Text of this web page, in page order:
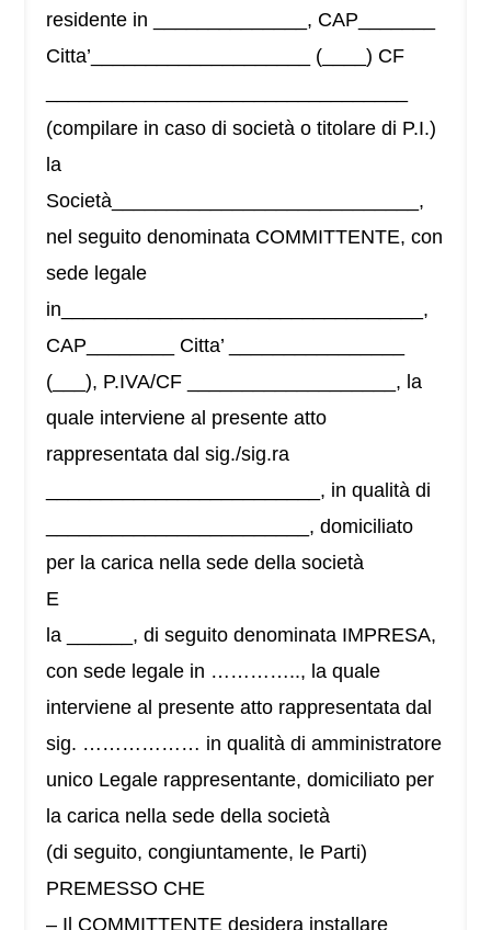
residente in ______________, CAP_______
Citta’____________________ (____) CF
(compilare in caso di società o titolare di P.I.)
la
Società____________________________,
nel seguito denominata COMMITTENTE, con
sede legale
in_________________________________,
CAP________ Citta’ ________________
(___), P.IVA/CF ___________________, la
quale interviene al presente atto
rappresentata dal sig./sig.ra
_________________________, in qualità di
________________________, domiciliato
per la carica nella sede della società
E
la ______, di seguito denominata IMPRESA,
con sede legale in ………….., la quale
interviene al presente atto rappresentata dal
sig. ……………… in qualità di amministratore
unico Legale rappresentante, domiciliato per
la carica nella sede della società
(di seguito, congiuntamente, le Parti)
PREMESSO CHE
– Il COMMITTENTE desidera installare